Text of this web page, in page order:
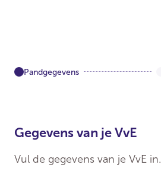
Pandgegevens
Gegevens van je VvE
Vul de gegevens van je VvE in.